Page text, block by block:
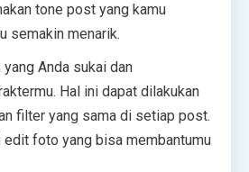
tone post yang kamu
semakin menarik.
yang Anda sukai dan
Hal ini dapat dilakukan
filter yang sama di setiap post.
edit foto yang bisa membantumu